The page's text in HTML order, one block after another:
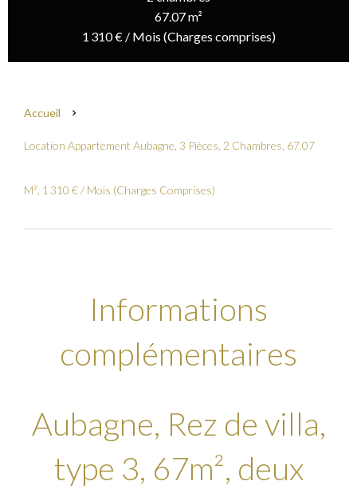
67.07 m²
1 310 € / Mois (Charges comprises)
Accueil
Location Appartement Aubagne, 3 Pièces, 2 Chambres, 67.07
M², 1 310 € / Mois (Charges Comprises)
Informations
complémentaires
Aubagne, Rez de villa,
type 3, 67m², deux